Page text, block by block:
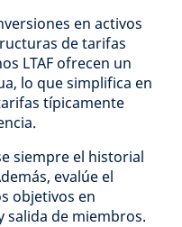
en activos
de tarifas
LTAF ofrecen un
lo que simplifica en
típicamente
siempre el historial
evalúe el
objetivos en
salida de miembros.